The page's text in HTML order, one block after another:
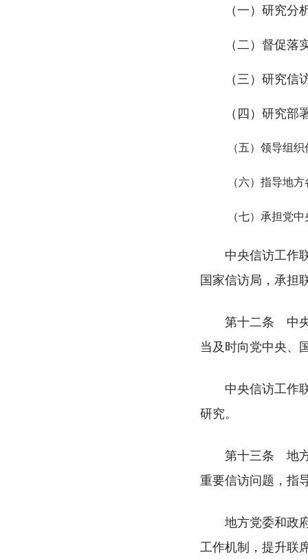
（一）研究分析
（二）督促落实
（三）研究信访
（四）研究部署
（五）领导组
（六）指导地
（七）承担党
中央信访工作
国家信访局，承担
第十二条 中央
当及时向党中央、
中央信访工作
研究。
第十三条 地方各
重要信访问题，指
地方党委和政
工作机制，提升联